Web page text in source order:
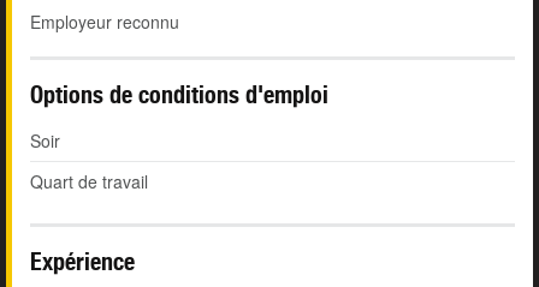
Employeur reconnu
Options de conditions d'emploi
Soir
Quart de travail
Expérience